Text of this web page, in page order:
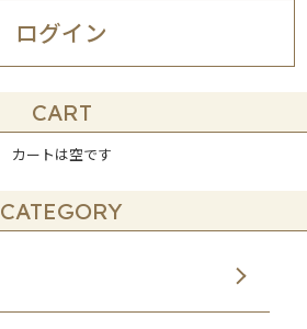
ログイン
CART
カートは空です
CATEGORY